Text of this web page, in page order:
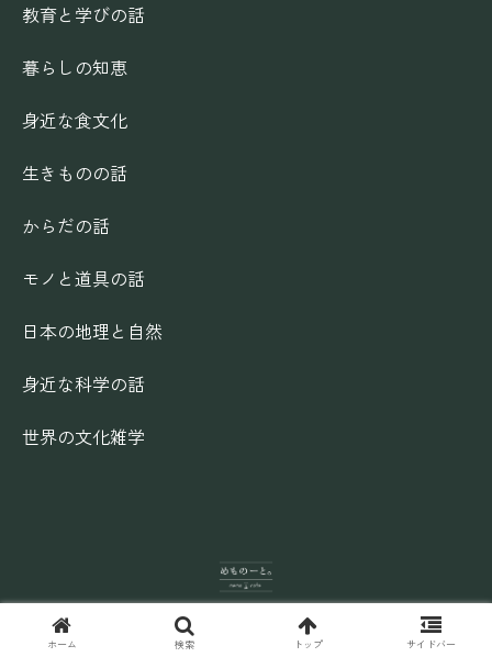
教育と学びの話
暮らしの知恵
身近な食文化
生きものの話
からだの話
モノと道具の話
日本の地理と自然
身近な科学の話
世界の文化雑学
© 2025 めものーと。.
ホーム 検索 トップ サイドバー